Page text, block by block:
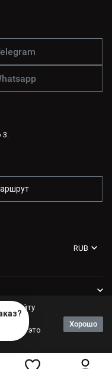
3.
RUB
сайту
Вас это
Хорошо